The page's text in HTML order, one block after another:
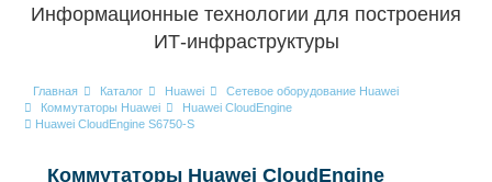
Информационные технологии для построения
ИТ-инфраструктуры
Главная Каталог Huawei
Сетевое оборудование Huawei
Коммутаторы Huawei
Huawei CloudEngine
Huawei CloudEngine S6750-S
Коммутаторы Huawei CloudEngine